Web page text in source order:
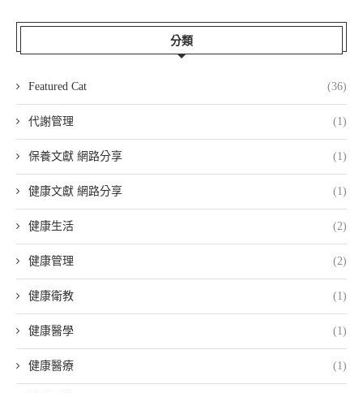
分類
Featured Cat (36)
代謝管理 (1)
保養文獻 網路分享 (1)
健康文獻 網路分享 (1)
健康生活 (2)
健康管理 (2)
健康衛教 (1)
健康醫學 (1)
健康醫療 (1)